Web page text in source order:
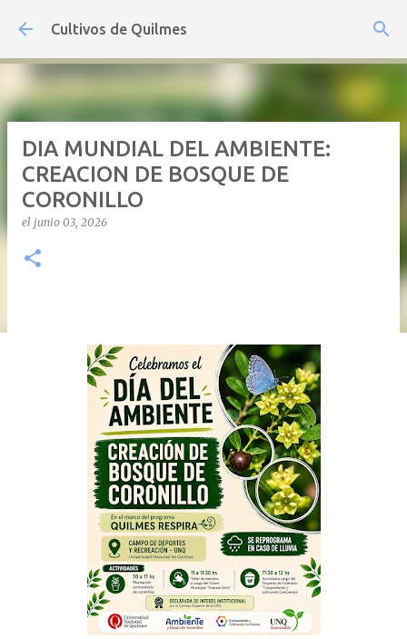
Ir al contenido principal
Cultivos de Quilmes
DIA MUNDIAL DEL AMBIENTE:
CREACION DE BOSQUE DE
CORONILLO
el junio 03, 2026